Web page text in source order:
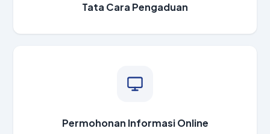
Tata Cara Pengaduan
Permohonan Informasi Online